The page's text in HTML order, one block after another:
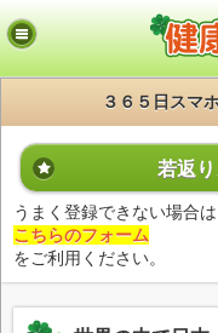
３６５日スマ
若返
うまく登録できない場合は
こちらのフォーム
をご利用ください。